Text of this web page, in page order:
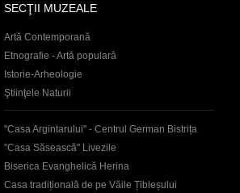
SECŢII MUZEALE
Artă Contemporană
Etnografie - Artă populară
Istorie-Arheologie
Ştiinţele Naturii
"Casa Argintarului" - Centrul German Bistrița
"Casa Săsească" Livezile
Biserica Evanghelică Herina
Casa tradițională de pe Văile Țibleșului